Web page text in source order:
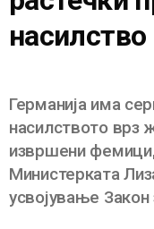
Германија има
насилството врз
извршени
Министерката
усвојување